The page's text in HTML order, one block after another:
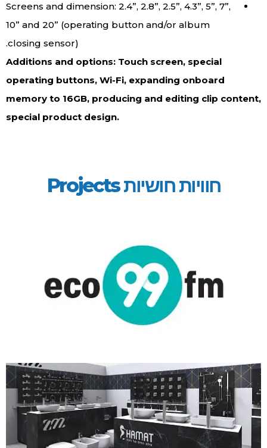
Screens and dimension: 2.4”, 2.8”, 2.5”, 4.3”, 5”, 7”,
10” and 20” (operating button and/or album
closing sensor).
Additions and options: Touch screen, special
operating buttons, Wi-Fi, expanding onboard
memory to 16GB, producing and editing clip content,
special product design.
חוויות חושיות Projects